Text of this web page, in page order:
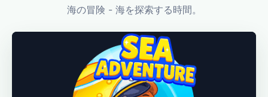
海の冒険 - 海を探索する時間。